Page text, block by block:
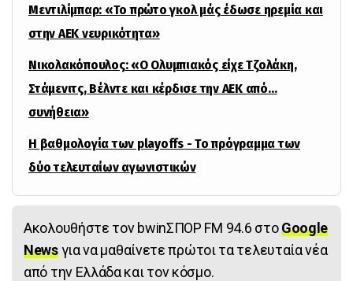
Μεντιλίμπαρ: «Το πρώτο γκολ μάς έδωσε ηρεμία και
στην ΑΕΚ νευρικότητα»
Νικολακόπουλος: «Ο Ολυμπιακός είχε Τζολάκη,
Στάμενιτς, Βέλντε και κέρδισε την ΑΕΚ από…
συνήθεια»
Η βαθμολογία των playoffs - Το πρόγραμμα των
δύο τελευταίων αγωνιστικών
Ακολουθήστε τον bwinΣΠΟΡ FM 94.6 στοGoogle
Newsγια να μαθαίνετε πρώτοι τα τελευταία νέα
από την Ελλάδα και τον κόσμο.